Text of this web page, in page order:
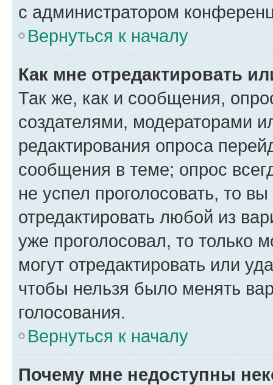
с администратором
Вернуться к началу
Как мне отредактировать
Так же, как и сообщения,
создателями, модераторами
редактирования опроса
сообщения в теме; опрос
не успел проголосовать, то
отредактировать любой из
уже проголосовал, то только
могут отредактировать или
чтобы нельзя было менять
голосования.
Вернуться к началу
Почему мне недоступны